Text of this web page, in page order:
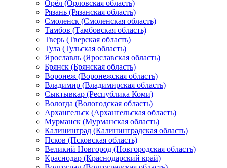
Орёл (Орловская область)
Рязань (Рязанская область)
Смоленск (Смоленская область)
Тамбов (Тамбовская область)
Тверь (Тверская область)
Тула (Тульская область)
Ярославль (Ярославская область)
Брянск (Брянская область)
Воронеж (Воронежская область)
Владимир (Владимирская область)
Сыктывкар (Республика Коми)
Вологда (Вологодская область)
Архангельск (Архангельская область)
Мурманск (Мурманская область)
Калининград (Калининградская область)
Псков (Псковская область)
Великий Новгород (Новгородская область)
Краснодар (Краснодарский край)